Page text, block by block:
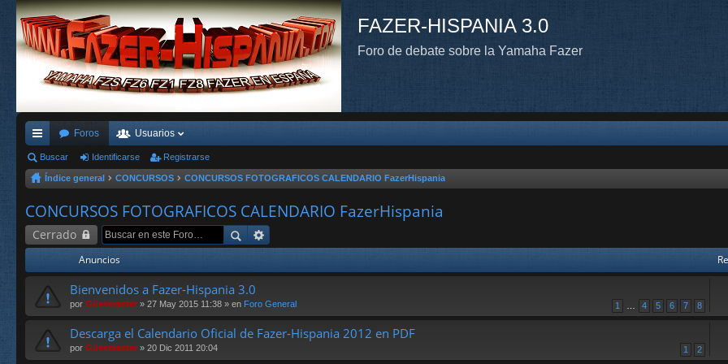
FAZER-HISPANIA 3.0
Foro de debate sobre la Yamaha Fazer
nl
ac
es
rá
Foros Usuarios
Buscar Identificarse Registrarse
Índice general CONCURSOS CONCURSOS FOTOGRAFICOS CALENDARIO FazerHispania
CONCURSOS FOTOGRAFICOS CALENDARIO FazerHispania
Cerrado
Anuncios
Bienvenidos a Fazer-Hispania 3.0
1 4 5 6 7 8
por Güesmaster » 27 May 2015 11:38 » en Foro General
Descarga el Calendario Oficial de Fazer-Hispania 2012 en PDF
1 2
por Güesmaster » 20 Dic 2011 20:04